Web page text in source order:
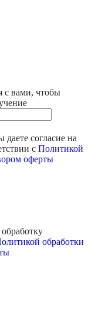
с вами, чтобы
даете согласие на
с Политикой
оферты
обработки